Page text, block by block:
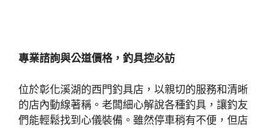
專業諮詢與公道價格，釣具控必訪
位於彰化溪湖的西門釣具店，以親切的服務和清晰
的店內動線著稱。老闆細心解說各種釣具，讓釣友
們能輕鬆找到心儀裝備。雖然停車稍有不便，但店